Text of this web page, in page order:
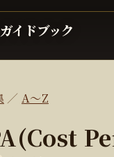
イドブック
／ A〜Z